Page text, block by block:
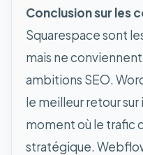
Conclusion sur les
Squarespace sont
mais ne conviennent
ambitions SEO.
le meilleur retour
moment où le trafic
stratégique.